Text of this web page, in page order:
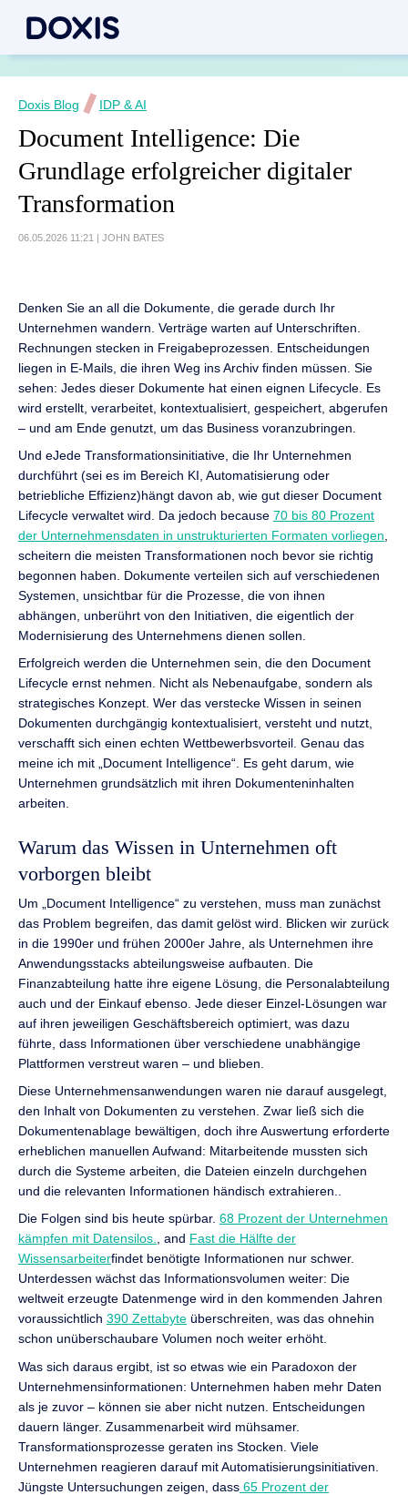
Doxis Blog IDP & AI
Document Intelligence: Die
Grundlage erfolgreicher digitaler
Transformation
06.05.2026 11:21 | JOHN BATES
Denken Sie an all die Dokumente, die gerade durch Ihr
Unternehmen wandern. Verträge warten auf Unterschriften.
Rechnungen stecken in Freigabeprozessen. Entscheidungen
liegen in E-Mails, die ihren Weg ins Archiv finden müssen. Sie
sehen: Jedes dieser Dokumente hat einen eignen Lifecycle. Es
wird erstellt, verarbeitet, kontextualisiert, gespeichert, abgerufen
– und am Ende genutzt, um das Business voranzubringen.
Und eJede Transformationsinitiative, die Ihr Unternehmen
durchführt (sei es im Bereich KI, Automatisierung oder
betriebliche Effizienz)hängt davon ab, wie gut dieser Document
Lifecycle verwaltet wird.
Da jedoch because 70 bis 80 Prozent
der Unternehmensdaten in unstrukturierten Formaten vorliegen
scheitern die meisten Transformationen noch bevor sie richtig
begonnen haben. Dokumente verteilen sich auf verschiedenen
Systemen, unsichtbar für die Prozesse, die von ihnen
abhängen, unberührt von den Initiativen, die eigentlich der
Modernisierung des Unternehmens dienen sollen.
Erfolgreich werden die Unternehmen sein, die den Document
Lifecycle ernst nehmen. Nicht als Nebenaufgabe, sondern als
strategisches Konzept. Wer das verstecke Wissen in seinen
Dokumenten durchgängig kontextualisiert, versteht und nutzt,
verschafft sich einen echten Wettbewerbsvorteil. Genau das
meine ich mit „Document Intelligence“. Es geht darum, wie
Unternehmen grundsätzlich mit ihren Dokumenteninhalten
arbeiten.
Warum das Wissen in Unternehmen oft
vorborgen bleibt
Um „Document Intelligence“ zu verstehen, muss man zunächst
das Problem begreifen, das damit gelöst wird. Blicken wir zurück
in die 1990er und frühen 2000er Jahre, als Unternehmen ihre
Anwendungsstacks abteilungsweise aufbauten. Die
Finanzabteilung hatte ihre eigene Lösung, die Personalabteilung
auch und der Einkauf ebenso. Jede dieser Einzel-Lösungen war
auf ihren jeweiligen Geschäftsbereich optimiert, was dazu
führte, dass Informationen über verschiedene unabhängige
Plattformen verstreut waren – und blieben.
Diese Unternehmensanwendungen waren nie darauf ausgelegt,
den Inhalt von Dokumenten zu verstehen. Zwar ließ sich die
Dokumentenablage bewältigen, doch ihre Auswertung erforderte
erheblichen manuellen Aufwand: Mitarbeitende mussten sich
durch die Systeme arbeiten, die Dateien einzeln durchgehen
und die relevanten Informationen händisch extrahieren..
Die Folgen sind bis heute spürbar. 68 Prozent der Unternehmen
kämpfen mit Datensilos., and Fast die Hälfte der
Wissensarbeiterfindet benötigte Informationen nur schwer.
Unterdessen wächst das Informationsvolumen weiter: Die
weltweit erzeugte Datenmenge wird in den kommenden Jahren
voraussichtlich 390 Zettabyte überschreiten, was das ohnehin
schon unüberschaubare Volumen noch weiter erhöht.
Was sich daraus ergibt, ist so etwas wie ein Paradoxon der
Unternehmensinformationen: Unternehmen haben mehr Daten
als je zuvor – können sie aber nicht nutzen. Entscheidungen
dauern länger. Zusammenarbeit wird mühsamer.
Transformationsprozesse geraten ins Stocken. Viele
Unternehmen reagieren darauf mit Automatisierungsinitiativen.
Jüngste Untersuchungen zeigen, dass 65 Prozent der